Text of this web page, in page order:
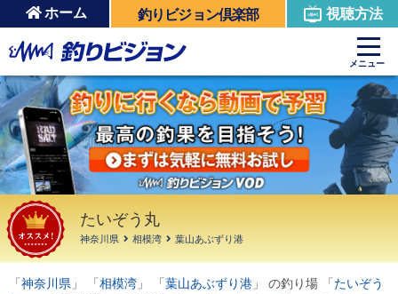
ホーム 釣りビジョン倶楽部 視聴方法
メニュー
たいぞう丸
神奈川県 相模湾 葉山あぶずり港
「 神奈川県 」 「 相模湾 」 「 葉山あぶずり港 」 の釣り場 「 たいぞう
周辺の施設を見る